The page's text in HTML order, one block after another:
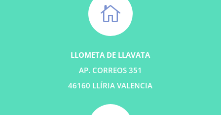

LLOMETA DE LLAVATA
AP. CORREOS 351
46160 LLÍRIA VALENCIA